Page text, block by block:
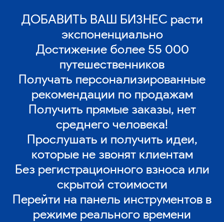
ДОБАВИТЬ ВАШ БИЗНЕС расти
экспоненциально
Достижение более 55 000
путешественников
Получать персонализированные
рекомендации по продажам
Получить прямые заказы, нет
среднего человека!
Прослушать и получить идеи,
которые не звонят клиентам
Без регистрационного взноса или
скрытой стоимости
Перейти на панель инструментов в
режиме реального времени